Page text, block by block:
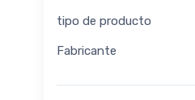
Procesamiento integrado
Recolección de energía
tipo de producto
Fabricante